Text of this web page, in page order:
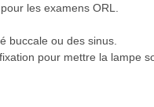
les examens ORL.
buccale ou des sinus.
pour mettre la lampe